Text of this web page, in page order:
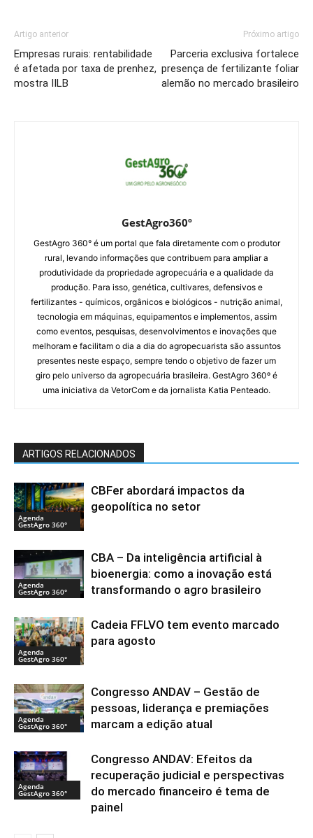
Artigo anterior
Empresas rurais: rentabilidade
é afetada por taxa de prenhez,
mostra IILB
Próximo artigo
Parceria exclusiva fortalece
presença de fertilizante foliar
alemão no mercado brasileiro
GestAgro360º
GestAgro 360° é um portal que fala diretamente com o produtor
rural, levando informações que contribuem para ampliar a
produtividade da propriedade agropecuária e a qualidade da
produção. Para isso, genética, cultivares, defensivos e
fertilizantes - químicos, orgânicos e biológicos - nutrição animal,
tecnologia em máquinas, equipamentos e implementos, assim
como eventos, pesquisas, desenvolvimentos e inovações que
melhoram e facilitam o dia a dia do agropecuarista são assuntos
presentes neste espaço, sempre tendo o objetivo de fazer um
giro pelo universo da agropecuária brasileira. GestAgro 360º é
uma iniciativa da VetorCom e da jornalista Katia Penteado.
ARTIGOS RELACIONADOS
Agenda
GestAgro 360°
CBFer abordará impactos da
geopolítica no setor
Agenda
GestAgro 360°
CBA – Da inteligência artificial à
bioenergia: como a inovação está
transformando o agro brasileiro
Agenda
GestAgro 360°
Cadeia FFLVO tem evento marcado
para agosto
Agenda
GestAgro 360°
Congresso ANDAV – Gestão de
pessoas, liderança e premiações
marcam a edição atual
Agenda
GestAgro 360°
Congresso ANDAV: Efeitos da
recuperação judicial e perspectivas
do mercado financeiro é tema de
painel